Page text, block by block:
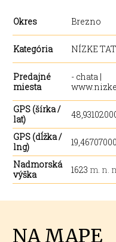
Okres Brezno
Kategória NÍZKE
Predajné
miesta
- chata |
GPS (šírka /
lat)
GPS (dĺžka /
lng)
19,46707000
Nadmorská
výška
1623 m. n.
NA MAPE